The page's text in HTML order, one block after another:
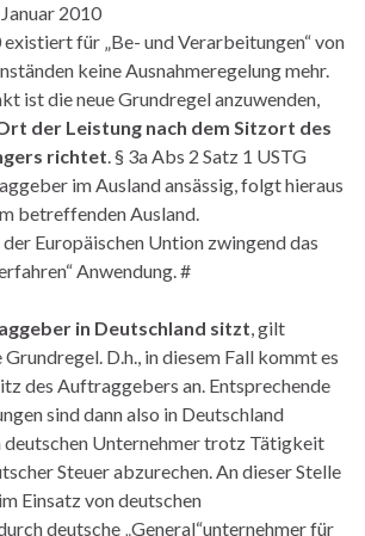
2010
existiert für „Be- und Verarbeitungen“ von
keine Ausnahmeregelung mehr.
ist die neue Grundregel anzuwenden,
der Leistung nach dem Sitzort des
richtet. § 3a Abs 2 Satz 1 USTG
im Ausland ansässig, folgt hieraus
betreffenden Ausland.
Europäischen Untion zwingend das
Anwendung. #
in Deutschland sitzt, gilt
D.h., in diesem Fall kommt es
des Auftraggebers an. Entsprechende
sind dann also in Deutschland
deutschen Unternehmer trotz Tätigkeit
Steuer abzurechen. An dieser Stelle
Einsatz von deutschen
deutsche „General“unternehmer für